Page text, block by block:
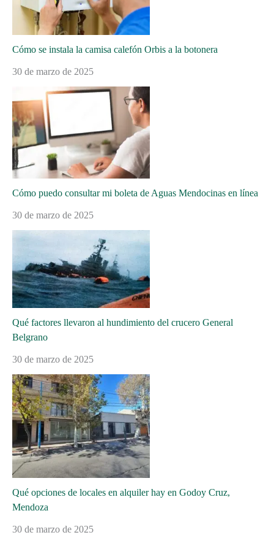
Cómo se instala la camisa calefón Orbis a la botonera
30 de marzo de 2025
Cómo puedo consultar mi boleta de Aguas Mendocinas en línea
30 de marzo de 2025
Qué factores llevaron al hundimiento del crucero General
Belgrano
30 de marzo de 2025
Qué opciones de locales en alquiler hay en Godoy Cruz,
Mendoza
30 de marzo de 2025